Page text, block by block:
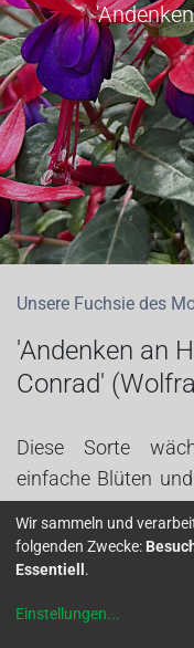
Unsere Fuchsie des
'Andenken an
Conrad' (
Diese Sorte
einfache Blüten
sogar winterhart
überwintern.
Wir sammeln und
folgenden Zwecke:
Essentiell .
Einstellungen...